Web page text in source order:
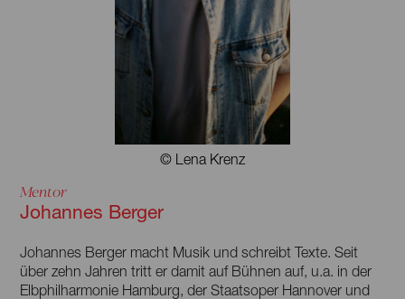
© Lena Krenz
Mentor
Johannes Berger
Johannes Berger macht Musik und schreibt Texte. Seit
über zehn Jahren tritt er damit auf Bühnen auf, u.a. in der
Elbphilharmonie Hamburg, der Staatsoper Hannover und